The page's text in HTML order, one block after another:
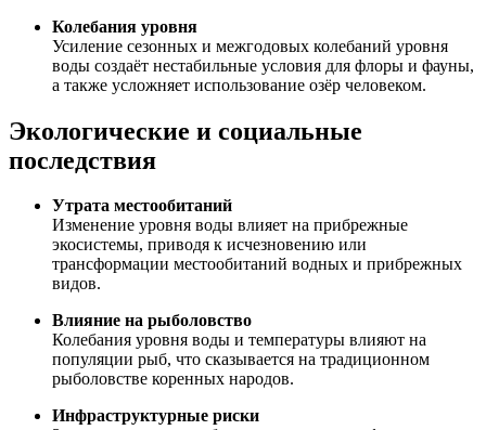
Колебания уровня
Усиление сезонных и межгодовых колебаний уровня
воды создаёт нестабильные условия для флоры и фауны,
а также усложняет использование озёр человеком.
Экологические и социальные
последствия
Утрата местообитаний
Изменение уровня воды влияет на прибрежные
экосистемы, приводя к исчезновению или
трансформации местообитаний водных и прибрежных
видов.
Влияние на рыболовство
Колебания уровня воды и температуры влияют на
популяции рыб, что сказывается на традиционном
рыболовстве коренных народов.
Инфраструктурные риски